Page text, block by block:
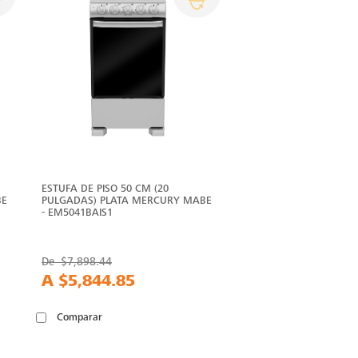
ESTUFA DE PISO 50 CM (20
PULGADAS) PLATA MERCURY MABE
- EM5041BAIS1
De$7,898.44
A $5,844.85
Comparar